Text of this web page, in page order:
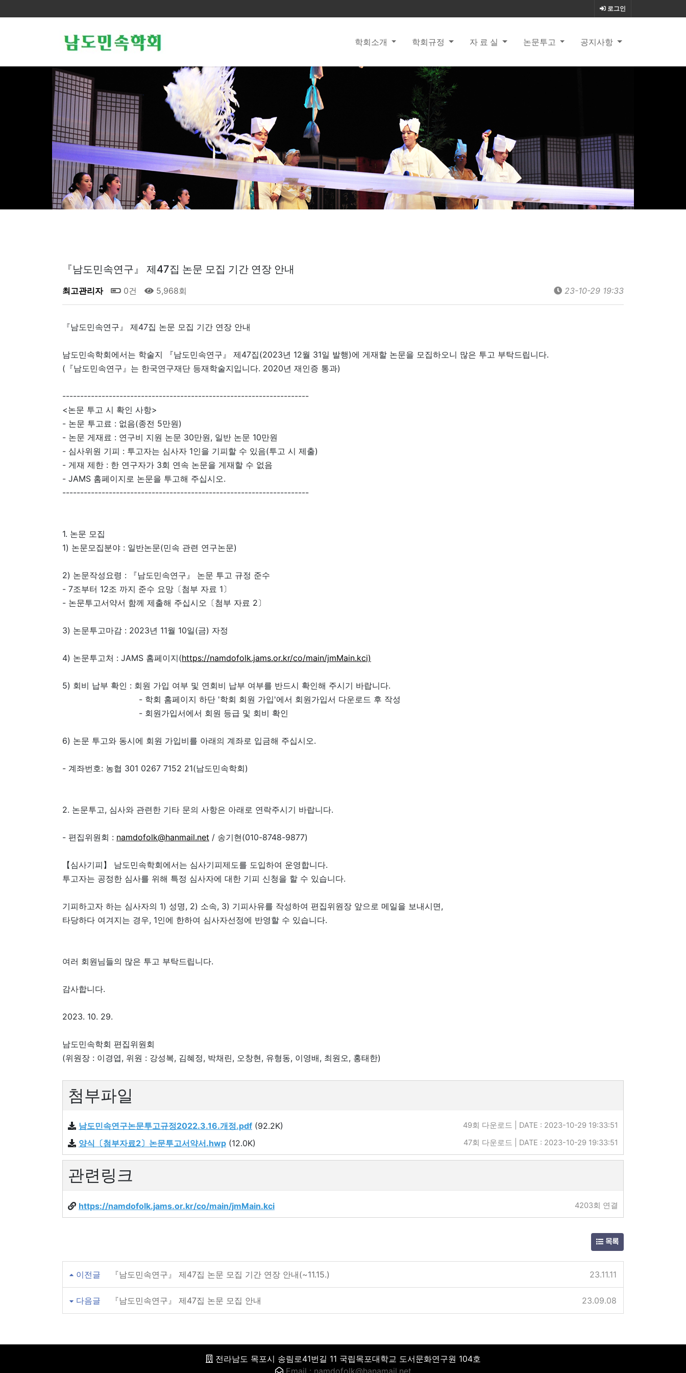
로그인
학회소개 학회규정 자 료 실 논문투고 공지사항
『남도민속연구』 제47집 논문 모집 기간 연장 안내
최고관리자 0건 5,968회 23-10-29 19:33
『남도민속연구』 제47집 논문 모집 기간 연장 안내
남도민속학회에서는 학술지 『남도민속연구』 제47집(2023년 12월 31일 발행)에 게재할 논문을 모집하오니 많은 투고 부탁드립니다.
(『남도민속연구』는 한국연구재단 등재학술지입니다. 2020년 재인증 통과)
---------------------------------------------------------------------
<논문 투고 시 확인 사항>
- 논문 투고료 : 없음(종전 5만원)
- 논문 게재료 : 연구비 지원 논문 30만원, 일반 논문 10만원
- 심사위원 기피 : 투고자는 심사자 1인을 기피할 수 있음(투고 시 제출)
- 게재 제한 : 한 연구자가 3회 연속 논문을 게재할 수 없음
- JAMS 홈페이지로 논문을 투고해 주십시오.
---------------------------------------------------------------------
1. 논문 모집
1) 논문모집분야 : 일반논문(민속 관련 연구논문)
2) 논문작성요령 : 『남도민속연구』 논문 투고 규정 준수
- 7조부터 12조 까지 준수 요망〔첨부 자료 1〕
- 논문투고서약서 함께 제출해 주십시오〔첨부 자료 2〕
3) 논문투고마감 : 2023년 11월 10일(금) 자정
4) 논문투고처 : JAMS 홈페이지(https://namdofolk.jams.or.kr/co/main/jmMain.kci)
5) 회비 납부 확인 : 회원 가입 여부 및 연회비 납부 여부를 반드시 확인해 주시기 바랍니다.
- 학회 홈페이지 하단 '학회 회원 가입'에서 회원가입서 다운로드 후 작성
- 회원가입서에서 회원 등급 및 회비 확인
6) 논문 투고와 동시에 회원 가입비를 아래의 계좌로 입금해 주십시오.
- 계좌번호: 농협 301 0267 7152 21(남도민속학회)
2. 논문투고, 심사와 관련한 기타 문의 사항은 아래로 연락주시기 바랍니다.
- 편집위원회 : namdofolk@hanmail.net / 송기현(010-8748-9877)
【심사기피】 남도민속학회에서는 심사기피제도를 도입하여 운영합니다.
투고자는 공정한 심사를 위해 특정 심사자에 대한 기피 신청을 할 수 있습니다.
기피하고자 하는 심사자의 1) 성명, 2) 소속, 3) 기피사유를 작성하여 편집위원장 앞으로 메일을 보내시면,
타당하다 여겨지는 경우, 1인에 한하여 심사자선정에 반영할 수 있습니다.
여러 회원님들의 많은 투고 부탁드립니다.
감사합니다.
2023. 10. 29.
남도민속학회 편집위원회
(위원장 : 이경엽, 위원 : 강성복, 김혜정, 박채린, 오창현, 유형동, 이영배, 최원오, 홍태한)
첨부파일
남도민속연구논문투고규정2022.3.16.개정.pdf (92.2K) 49회 다운로드 | DATE : 2023-10-29 19:33:51
양식〔첨부자료2〕논문투고서약서.hwp (12.0K) 47회 다운로드 | DATE : 2023-10-29 19:33:51
관련링크
https://namdofolk.jams.or.kr/co/main/jmMain.kci 4203회 연결
목록
이전글 『남도민속연구』 제47집 논문 모집 기간 연장 안내(~11.15.) 23.11.11
다음글 『남도민속연구』 제47집 논문 모집 안내 23.09.08
전라남도 목포시 송림로41번길 11 국립목포대학교 도서문화연구원 104호
Email : namdofolk@hanamail.net